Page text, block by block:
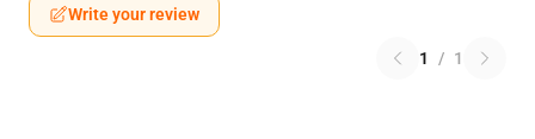
Write your review
1 / 1